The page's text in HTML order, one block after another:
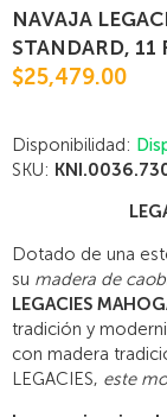
NAVAJA
STANDARD, 11
$25,479.00
Disponibilidad:
SKU:
Dotado de una
su madera de
LEGACIES
tradición y
con madera
LEGACIES, este